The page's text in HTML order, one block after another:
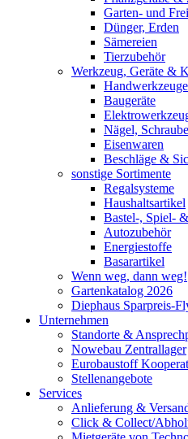
Garten- und
Dünger, Erden
Sämereien
Tierzubehör
Werkzeug, Geräte &
Handwerkzeuge
Baugeräte
Nägel,
Eisenwaren
Beschläge &
sonstige Sortimente
Regalsysteme
Haushaltsartikel
Bastel-, Spiel-
Autozubehör
Energiestoffe
Basarartikel
Wenn weg, dann weg!
Gartenkatalog 2026
Diephaus Sparpreis-
Unternehmen
Standorte &
Nowebau Zentrallager
Eurobaustoff
Stellenangebote
Services
Anlieferung &
Click & Collect/